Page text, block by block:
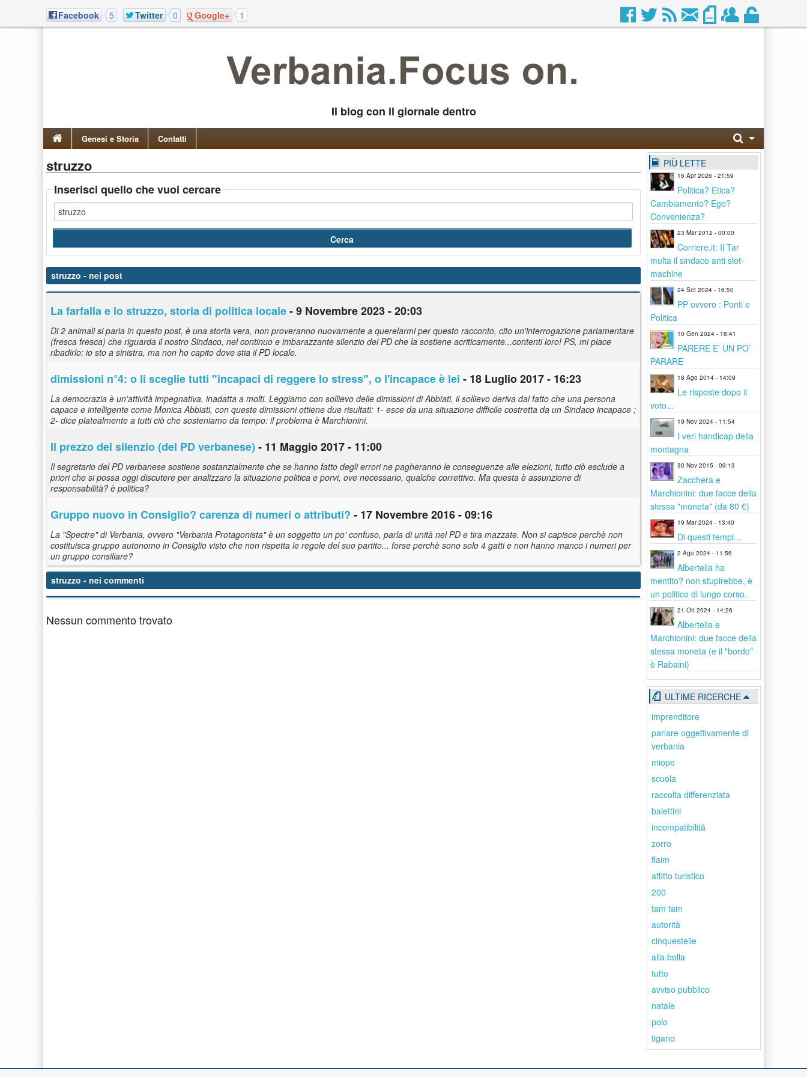
Facebook 5 Twitter 0 Google+ 1
Il blog con il giornale dentro
Genesi e Storia Contatti
struzzo
Inserisci quello che vuoi cercare
struzzo - nei post
La farfalla e lostruzzo, storia di politica locale- 9 Novembre 2023 - 20:03
Di 2 animali si parla in questo post, è una storia vera, non proveranno nuovamente a querelarmi per questo racconto, cito un'interrogazione parlamentare
(fresca fresca) che riguarda il nostro Sindaco, nel continuo e imbarazzante silenzio del PD che la sostiene acriticamente...contenti loro! PS, mi piace
ribadirlo: io sto a sinistra, ma non ho capito dove stia il PD locale.
dimissioni n°4: o li sceglie tutti "incapaci di reggere lo stress", o l'incapace è lei - 18 Luglio 2017 - 16:23
La democrazia è un'attività impegnativa, inadatta a molti. Leggiamo con sollievo delle dimissioni di Abbiati, il sollievo deriva dal fatto che una persona
capace e intelligente come Monica Abbiati, con queste dimissioni ottiene due risultati: 1- esce da una situazione difficile costretta da un Sindaco incapace ;
2- dice platealmente a tutti ciò che sosteniamo da tempo: il problema è Marchionini.
Il prezzo del silenzio (del PD verbanese) - 11 Maggio 2017 - 11:00
Il segretario del PD verbanese sostiene sostanzialmente che se hanno fatto degli errori ne pagheranno le conseguenze alle elezioni, tutto ciò esclude a
priori che si possa oggi discutere per analizzare la situazione politica e porvi, ove necessario, qualche correttivo. Ma questa è assunzione di
responsabilità? è politica?
Gruppo nuovo in Consiglio? carenza di numeri o attributi? - 17 Novembre 2016 - 09:16
La "Spectre" di Verbania, ovvero "Verbania Protagonista" è un soggetto un po' confuso, parla di unità nel PD e tira mazzate. Non si capisce perchè non
costituisca gruppo autonomo in Consiglio visto che non rispetta le regole del suo partito... forse perchè sono solo 4 gatti e non hanno manco i numeri per
un gruppo consiliare?
struzzo - nei commenti
Nessun commento trovato
PIÙ LETTE
16 Apr 2026 - 21:59
Politica? Etica?
Cambiamento? Ego?
Convenienza?
23 Mar 2012 - 00:00
Corriere.it: Il Tar
multa il sindaco anti slot-
machine
24 Set 2024 - 16:50
PP ovvero : Ponti e
Politica
10 Gen 2024 - 18:41
PARERE E’ UN PO’
PARARE
18 Ago 2014 - 14:09
Le risposte dopo il
voto...
19 Nov 2024 - 11:54
I veri handicap della
montagna
30 Nov 2015 - 09:13
Zacchera e
Marchionini: due facce della
stessa "moneta" (da 80 €)
19 Mar 2024 - 13:40
Di questi tempi...
2 Ago 2024 - 11:56
Albertella ha
mentito? non stupirebbe, è
un politico di lungo corso.
21 Ott 2024 - 14:26
Albertella e
Marchionini: due facce della
stessa moneta (e il "bordo"
è Rabaini)
ULTIME RICERCHE
imprenditore
parlare oggettivamente di
verbania
miope
scuola
raccolta differenziata
baiettini
incompatibilitã
zorro
flaim
affitto turistico
200
tam tam
autorità
cinquestelle
alla bolla
tutto
avviso pubblico
natale
polo
tigano